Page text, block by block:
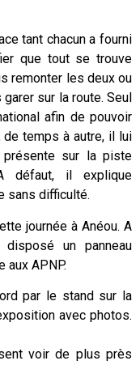
tant chacun a fourni
que tout se trouve
remonter les deux ou
sur la route. Seul
afin de pouvoir
de temps à autre, il lui
sur la piste
défaut, il explique
sans difficulté.
journée à Anéou. A
un panneau
aux APNP.
par le stand sur la
avec photos.
voir de plus près